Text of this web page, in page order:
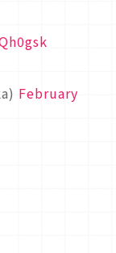
February